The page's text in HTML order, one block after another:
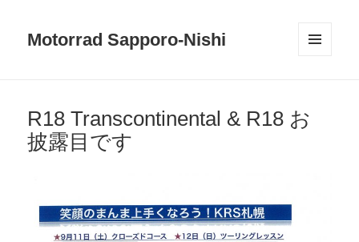
Motorrad Sapporo-Nishi
R18 Transcontinental & R18 お
披露目です